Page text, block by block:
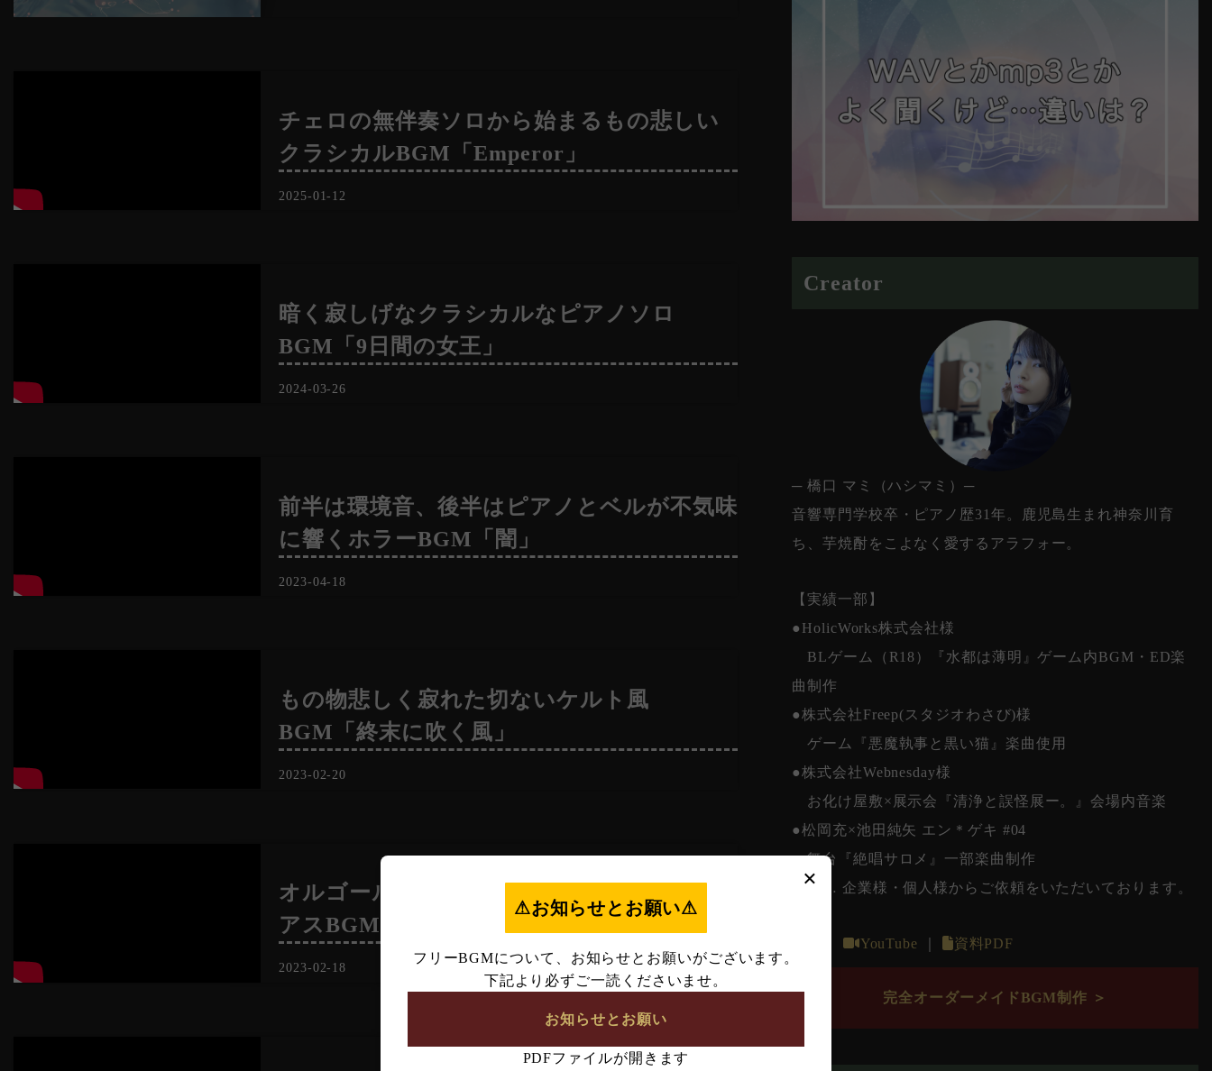
チェロの無伴奏ソロから始まるもの悲しい
クラシカルBGM「Emperor」
2025-01-12
暗く寂しげなクラシカルなピアノソロ
BGM「9日間の女王」
2024-03-26
前半は環境音、後半はピアノとベルが不気味
に響くホラーBGM「闇」
2023-04-18
もの物悲しく寂れた切ないケルト風
BGM「終末に吹く風」
2023-02-20
オルゴールのみの怪しく不気味なミステリ
アスBGM「秘密の晩餐会」
2023-02-18
Creator
─ 橋口 マミ（ハシマミ）─
音響専門学校卒・ピアノ歴31年。鹿児島生まれ神奈川育
ち、芋焼酎をこよなく愛するアラフォー。
【実績一部】
●HolicWorks株式会社様
BLゲーム（R18）『水都は薄明』ゲーム内BGM・ED楽
曲制作
●株式会社Freep(スタジオわさび)様
ゲーム『悪魔執事と黒い猫』楽曲使用
●株式会社Webnesday様
お化け屋敷×展示会『清浄と誤怪展ー。』会場内音楽
●松岡充×池田純矢 エン＊ゲキ #04
舞台『絶唱サロメ』一部楽曲制作
など… 企業様・個人様からご依頼をいただいております。
YouTube 資料PDF
完全オーダーメイドBGM制作 ＞
×
⚠︎お知らせとお願い⚠︎
フリーBGMについて、お知らせとお願いがございます。
下記より必ずご一読くださいませ。
お知らせとお願い
PDFファイルが開きます